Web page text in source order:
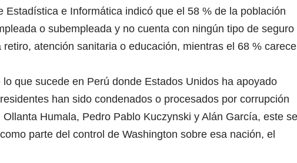
Estadística e Informática indicó que el 58 % de la población
o subempleada y no cuenta con ningún tipo de seguro
atención sanitaria o educación, mientras el 68 % carece
que sucede en Perú donde Estados Unidos ha apoyado
han sido condenados o procesados por corrupción
Humala, Pedro Pablo Kuczynski y Alán García, este se
parte del control de Washington sobre esa nación, el